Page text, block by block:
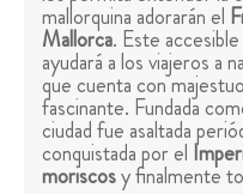
mallorquina adorarán el
Mallorca. Este
ayudará a los viajeros a
que cuenta con
fascinante. Fundada
ciudad fue asaltada
conquistada por el
moriscosy finalmente